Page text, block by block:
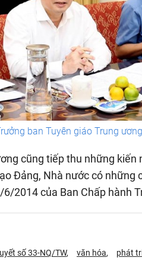
ban Tuyên giáo Trung
cũng tiếp thu những
Đảng, Nhà nước có những
2014 của Ban Chấp hành
số 33-NQ/TW văn hóa phát